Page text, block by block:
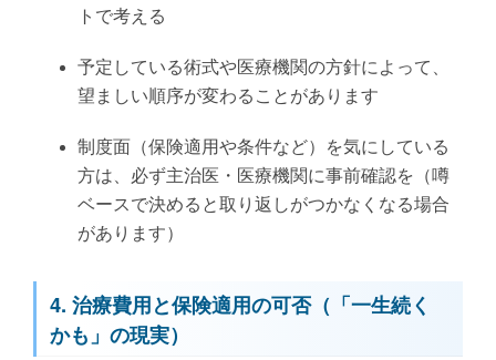
トで考える
予定している術式や医療機関の方針によって、
望ましい順序が変わることがあります
制度面（保険適用や条件など）を気にしている
方は、必ず主治医・医療機関に事前確認を（噂
ベースで決めると取り返しがつかなくなる場合
があります）
4. 治療費用と保険適用の可否（「一生続く
かも」の現実）